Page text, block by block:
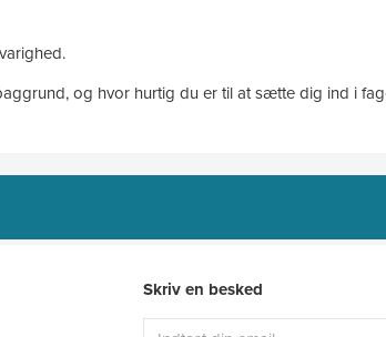
og hvor hurtig du er til at sætte dig ind i
Skriv en besked